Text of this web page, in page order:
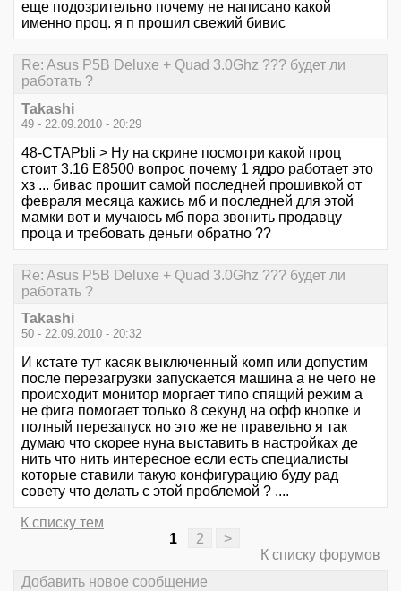
еще подозрительно почему не написано какой
именно проц. я п прошил свежий бивис
Re: Asus P5B Deluxe + Quad 3.0Ghz ??? будет ли
работать ?
Takashi
49 - 22.09.2010 - 20:29
48-CTAPbIi > Ну на скрине посмотри какой проц
стоит 3.16 Е8500 вопрос почему 1 ядро работает это
хз ... бивас прошит самой последней прошивкой от
февраля месяца кажись мб и последней для этой
мамки вот и мучаюсь мб пора звонить продавцу
проца и требовать деньги обратно ??
Re: Asus P5B Deluxe + Quad 3.0Ghz ??? будет ли
работать ?
Takashi
50 - 22.09.2010 - 20:32
И кстате тут касяк выключенный комп или допустим
после перезагрузки запускается машина а не чего не
происходит монитор моргает типо спящий режим а
не фига помогает только 8 секунд на офф кнопке и
полный перезапуск но это же не правельно я так
думаю что скорее нуна выставить в настройках де
нить что нить интересное если есть специалисты
которые ставили такую конфигурацию буду рад
совету что делать с этой проблемой ? ....
К списку тем
1
2
>
К списку форумов
Добавить новое сообщение